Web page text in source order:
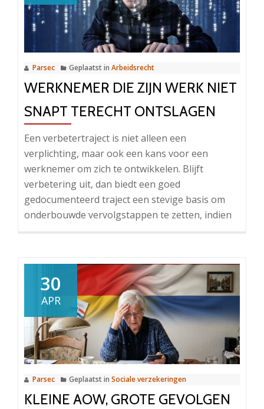
Parsec Geplaatst in Arbeidsrecht
WERKNEMER DIE ZIJN WERK NIET
SNAPT TERECHT ONTSLAGEN
Een verbetertraject is niet alleen een
verplichting, maar ook een kans voor een
werknemer om zich te ontwikkelen. Blijft
verbetering uit, dan biedt een goed
gedocumenteerd traject een stevige basis om
onderbouwde vervolgstappen te zetten, indien
30
APR
Parsec Geplaatst in Sociale verzekeringen
KLEINE AOW, GROTE GEVOLGEN